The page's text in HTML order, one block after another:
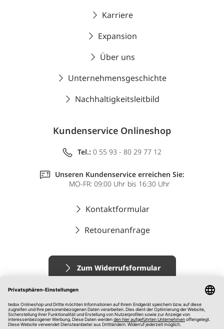
Karriere
Expansion
Über uns
Unternehmensgeschichte
Nachhaltigkeitsleitbild
Kundenservice Onlineshop
Tel.: 0 55 93 - 80 29 77 12
Unseren Kundenservice erreichen Sie:
MO-FR: 09:00 Uhr bis 16:30 Uhr
Kontaktformular
Retourenanfrage
Zum Widerrufsformular
Impressum